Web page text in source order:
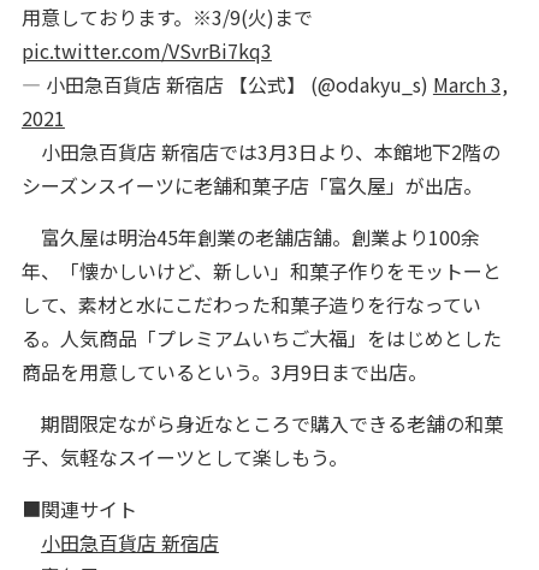
用意しております。※3/9(火)まで
pic.twitter.com/VSvrBi7kq3
— 小田急百貨店 新宿店 【公式】 (@odakyu_s) March 3,
2021
小田急百貨店 新宿店では3月3日より、本館地下2階の
シーズンスイーツに老舗和菓子店「富久屋」が出店。
富久屋は明治45年創業の老舗店舗。創業より100余
年、「懐かしいけど、新しい」和菓子作りをモットーと
して、素材と水にこだわった和菓子造りを行なってい
る。人気商品「プレミアムいちご大福」をはじめとした
商品を用意しているという。3月9日まで出店。
期間限定ながら身近なところで購入できる老舗の和菓
子、気軽なスイーツとして楽しもう。
■関連サイト
小田急百貨店 新宿店